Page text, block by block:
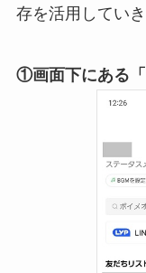
存を活用していき
①画面下にある「